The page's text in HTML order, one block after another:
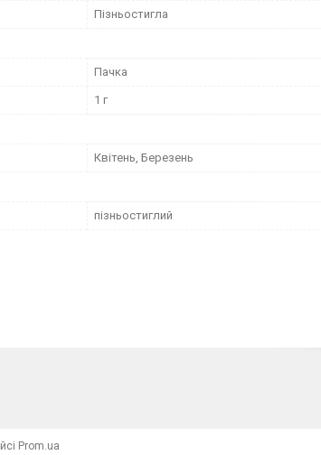
Пізньостигла
Пачка
1 г
Квітень, Березень
пізньостиглий
Prom.ua